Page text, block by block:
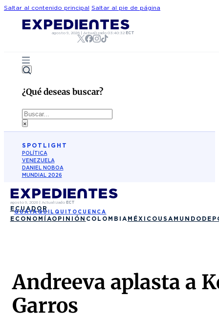
Saltar al contenido principal Saltar al pie de página
agosto 9, 2026| Actualizado 03:40:32 ECT
¿Qué deseas buscar?
Buscar
×
SPOTLIGHT
POLÍTICA
VENEZUELA
DANIEL NOBOA
MUNDIAL 2026
agosto 9, 2026| Actualizado ECT
ECUADOR
GUAYAQUIL QUITO CUENCA
ECONOMÍAOPINIÓN COLOMBIA MÉXICO USA MUNDO
Andreeva aplasta a
Garros